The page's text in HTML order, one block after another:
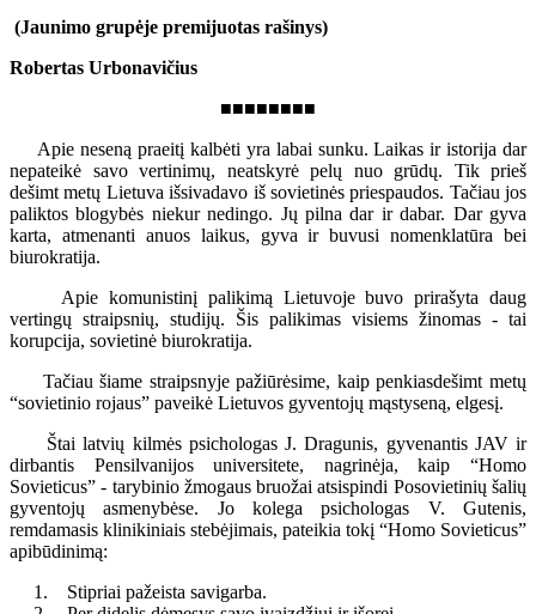
(Jaunimo grupėje premijuotas rašinys)
Robertas Urbonavičius
■■■■■■■■
Apie neseną praeitį kalbėti yra labai sunku. Laikas ir istorija dar
nepateikė savo vertinimų, neatskyrė pelų nuo grūdų. Tik prieš
dešimt metų Lietuva išsivadavo iš sovietinės priespaudos. Tačiau jos
paliktos blogybės niekur nedingo. Jų pilna dar ir dabar. Dar gyva
karta, atmenanti anuos laikus, gyva ir buvusi nomenklatūra bei
biurokratija.
Apie komunistinį palikimą Lietuvoje buvo prirašyta daug
vertingų straipsnių, studijų. Šis palikimas visiems žinomas - tai
korupcija, sovietinė biurokratija.
Tačiau šiame straipsnyje pažiūrėsime, kaip penkiasdešimt metų
“sovietinio rojaus” paveikė Lietuvos gyventojų mąstyseną, elgesį.
Štai latvių kilmės psichologas J. Dragunis, gyvenantis JAV ir
dirbantis Pensilvanijos universitete, nagrinėja, kaip “Homo
Sovieticus” - tarybinio žmogaus bruožai atsispindi Posovietinių šalių
gyventojų asmenybėse. Jo kolega psichologas V. Gutenis,
remdamasis klinikiniais stebėjimais, pateikia tokį “Homo Sovieticus”
apibūdinimą:
1. Stipriai pažeista savigarba.